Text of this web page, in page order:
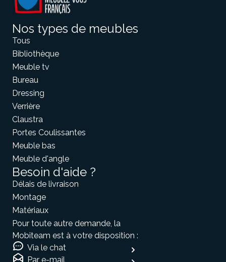
Nos types de meubles
Tous
Bibliothèque
Meuble tv
Bureau
Dressing
Verrière
Claustra
Portes Coulissantes
Meuble bas
Meuble d'angle
Besoin d'aide ?
Délais de livraison
Montage
Matériaux
Pour toute autre demande, la
Mobiteam est à votre disposition :
Via le chat
Par e-mail